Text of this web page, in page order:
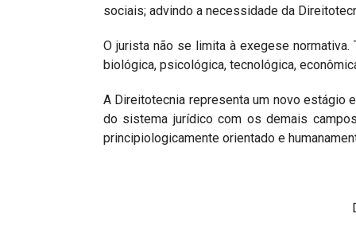
sociais; advindo a necessidade da
O jurista não se limita à exegese
biológica, psicológica, tecnológica,
A Direitotecnia representa um novo estágio
do sistema jurídico com os demais
principiologicamente orientado e